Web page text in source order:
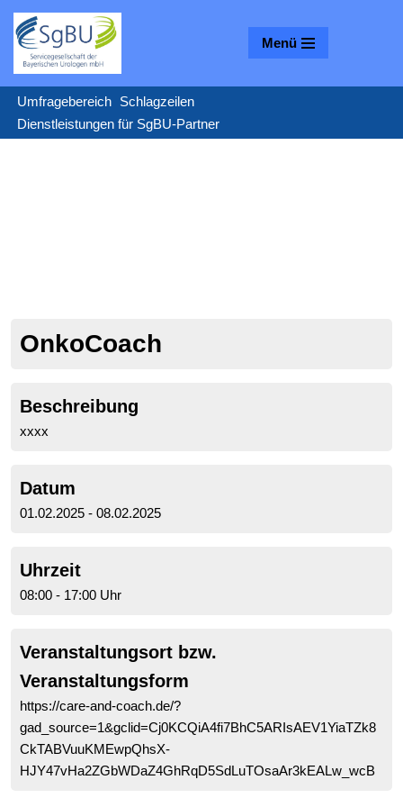
Zum
Inhalt
springen
Menü
Umfragebereich Schlagzeilen
Dienstleistungen für SgBU-Partner
OnkoCoach
Beschreibung
xxxx
Datum
01.02.2025 - 08.02.2025
Uhrzeit
08:00 - 17:00 Uhr
Veranstaltungsort bzw.
Veranstaltungsform
https://care-and-coach.de/?
gad_source=1&gclid=Cj0KCQiA4fi7BhC5ARIsAEV1YiaTZk8
CkTABVuuKMEwpQhsX-
HJY47vHa2ZGbWDaZ4GhRqD5SdLuTOsaAr3kEALw_wcB